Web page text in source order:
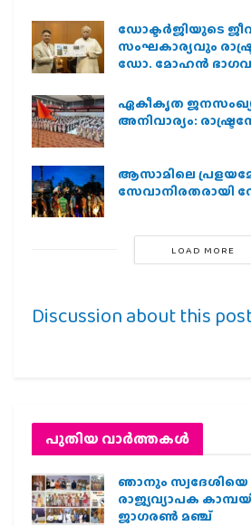
ഡോക്ടർജിയുടെ
സംഘകാര്യവും
ഡോ. മോഹൻ
ഏകീകൃത
അനിവാര്യം:
ആസാമിലെ
സേവാനിരതരായി
LOAD MORE
Discussion about this
പുതിയ വാര്‍ത്തകള്‍
ഞാനും
രാജ്യവ്യാപക
ജാഗരണ്‍ മഞ്ച്